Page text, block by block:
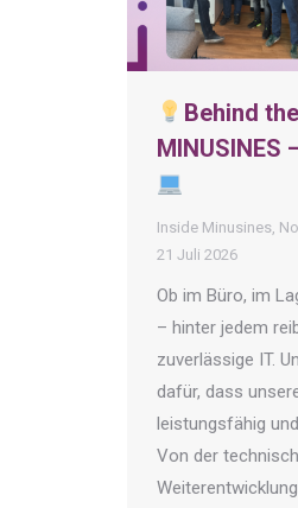
Behind
MINUSINES
Inside Minusines,
21 Juli 2026
Ob im Büro, im
– hinter jedem
zuverlässige IT.
dafür, dass
leistungsfähig
Von der